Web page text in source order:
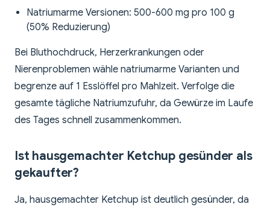
Natriumarme Versionen: 500-600 mg pro 100 g
(50% Reduzierung)
Bei Bluthochdruck, Herzerkrankungen oder
Nierenproblemen wähle natriumarme Varianten und
begrenze auf 1 Esslöffel pro Mahlzeit. Verfolge die
gesamte tägliche Natriumzufuhr, da Gewürze im Laufe
des Tages schnell zusammenkommen.
Ist hausgemachter Ketchup gesünder als
gekaufter?
Ja, hausgemachter Ketchup ist deutlich gesünder, da